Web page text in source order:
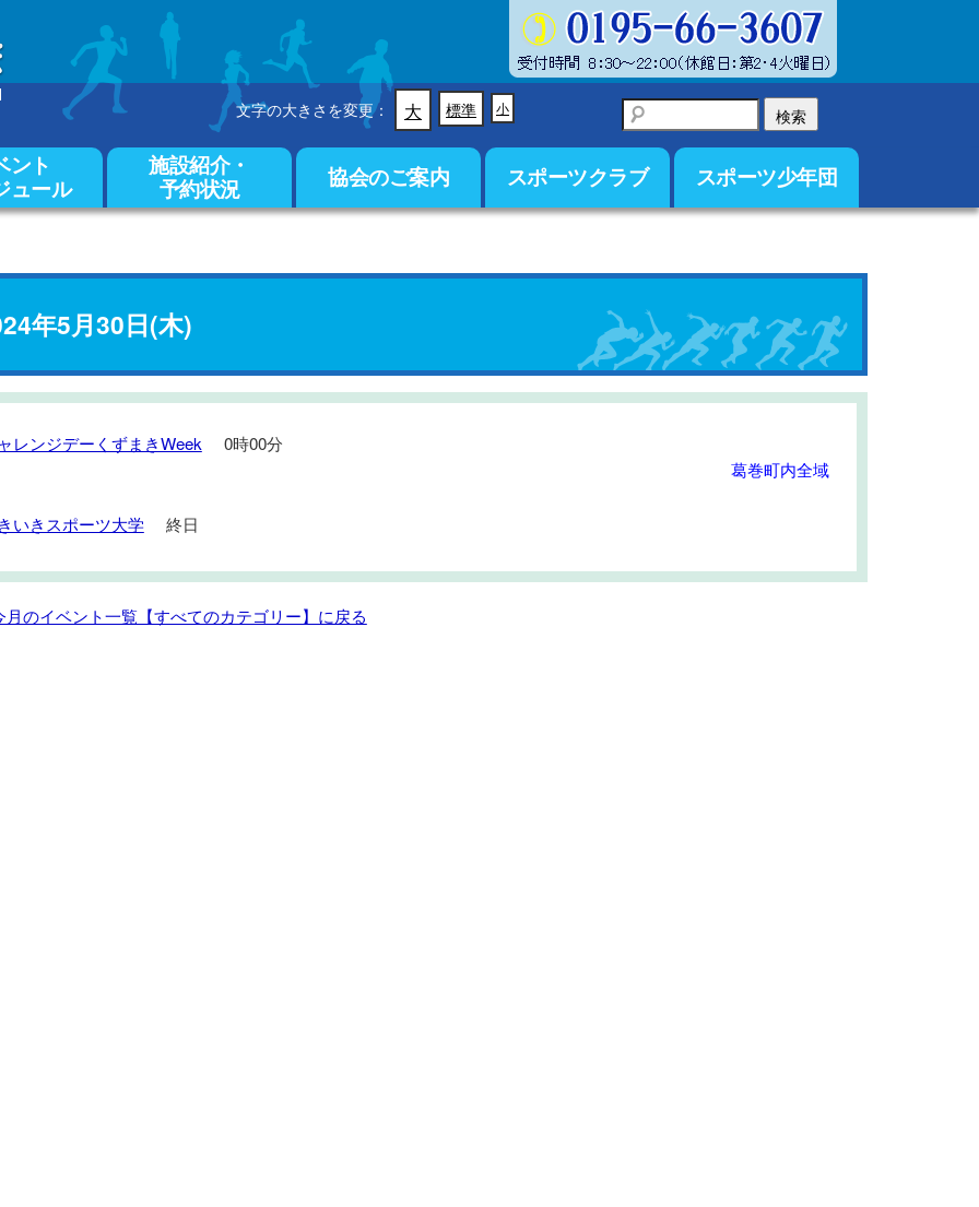
文字の大きさを変更： 大 標準 小
ント
ュール
施設紹介・
予約状況
協会のご案内 スポーツクラブ スポーツ少年団
年5月30日(木)
レンジデーくずまきWeek
0時00分
葛巻町内全域
いきスポーツ大学 終日
のイベント一覧【すべてのカテゴリー】に戻る